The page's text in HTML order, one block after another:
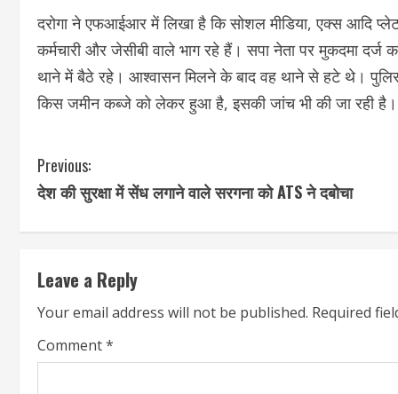
दरोगा ने एफआईआर में लिखा है कि सोशल मीडिया, एक्स आदि
कर्मचारी और जेसीबी वाले भाग रहे हैं। सपा नेता पर मुकदमा
थाने में बैठे रहे। आश्वासन मिलने के बाद वह थाने से हटे थे। पुलिस
किस जमीन कब्जे को लेकर हुआ है, इसकी जांच भी की जा रही है।
C
o
n
t
i
n
Previous:
देश की सुरक्षा में सेंध लगाने वाले सरगना को ATS ने दबोचा
Leave a Reply
Your email address will not be published. Required
Comment*